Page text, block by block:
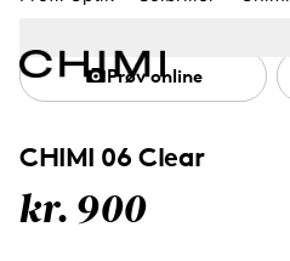
CHIMI 06 Clear
kr. 900
Prøv online
Image